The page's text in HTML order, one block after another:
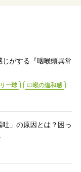
がする『咽喉頭異常
ー球
喉の違和感
」の原因とは？困っ